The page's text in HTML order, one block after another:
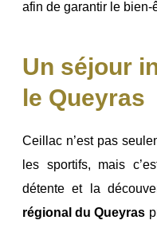
afin de garantir le bien-
Un séjour
le Queyras
Ceillac n’est pas
les sportifs, mais
détente et la
régional du Queyras